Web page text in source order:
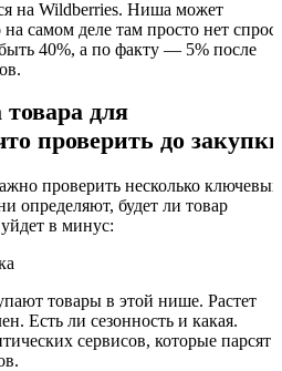
на Wildberries. Ниша может
самом деле там просто нет
40%, а по факту — 5% после
для
проверить до закупки
проверить несколько ключевых
определяют, будет ли товар
в минус:
товары в этой нише. Растет
Есть ли сезонность и какая.
сервисов, которые парсят